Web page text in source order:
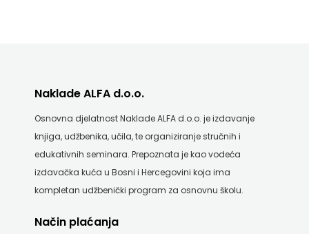
Naklade ALFA d.o.o.
Osnovna djelatnost Naklade ALFA d.o.o. je izdavanje
knjiga, udžbenika, učila, te organiziranje stručnih i
edukativnih seminara. Prepoznata je kao vodeća
izdavačka kuća u Bosni i Hercegovini koja ima
kompletan udžbenički program za osnovnu školu.
Način plaćanja